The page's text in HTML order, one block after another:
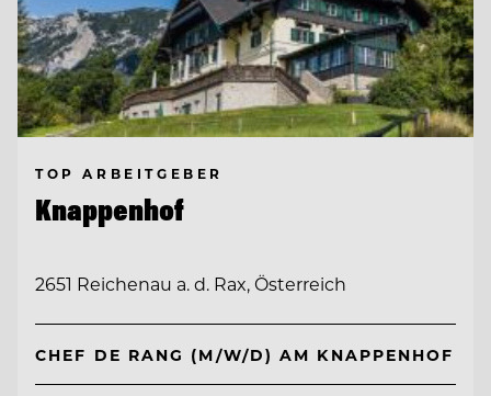
TOP ARBEITGEBER
Knappenhof
2651 Reichenau a. d. Rax, Österreich
CHEF DE RANG (M/W/D) AM KNAPPENHOF